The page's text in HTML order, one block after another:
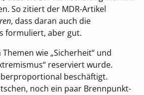
So zitiert der MDR-Artikel
, dass daran auch die
formuliert, aber gut.
wie „Sicherheit“ und
reserviert wurde.
beschäftigt.
noch ein paar Brennpunkt-